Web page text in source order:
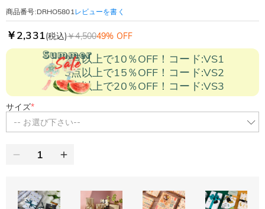
商品番号:DRHO5801レビューを書く
￥2,331(税込)￥4,50049% OFF
2点以上で10％OFF！コード:VS1
3点以上で15％OFF！コード:VS2
5点以上で20％OFF！コード:VS3
サイズ*
-- お選び下さい--